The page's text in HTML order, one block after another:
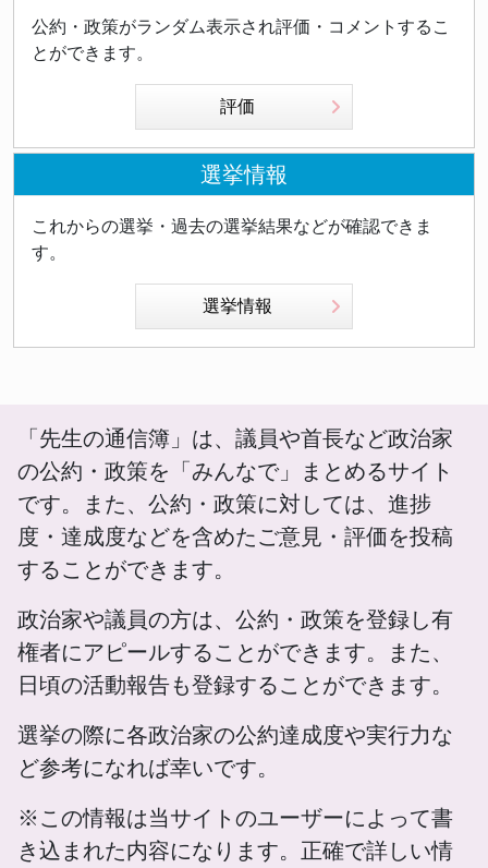
公約・政策がランダム表示され評価・コメントするこ
とができます。
評価
選挙情報
これからの選挙・過去の選挙結果などが確認できま
す。
選挙情報
「先生の通信簿」は、議員や首長など政治家
の公約・政策を「みんなで」まとめるサイト
です。また、公約・政策に対しては、進捗
度・達成度などを含めたご意見・評価を投稿
することができます。
政治家や議員の方は、公約・政策を登録し有
権者にアピールすることができます。また、
日頃の活動報告も登録することができます。
選挙の際に各政治家の公約達成度や実行力な
ど参考になれば幸いです。
※この情報は当サイトのユーザーによって書
き込まれた内容になります。正確で詳しい情